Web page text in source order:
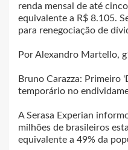
renda mensal de até
equivalente a R$ 8.105.
para renegociação de
Por Alexandro Martello,
Bruno Carazza: Primeiro
temporário no
A Serasa Experian
milhões de brasileiros
equivalente a 49% da